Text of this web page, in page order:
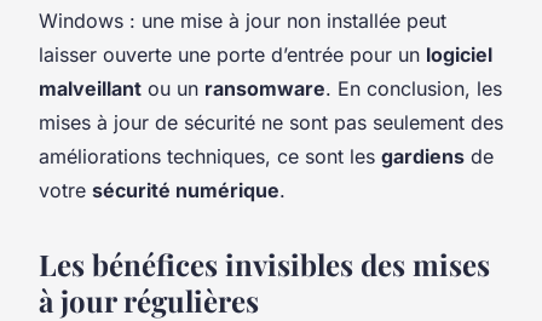
Windows : une mise à jour non installée peut
laisser ouverte une porte d’entrée pour un logiciel
malveillant ou un ransomware. En conclusion, les
mises à jour de sécurité ne sont pas seulement des
améliorations techniques, ce sont les gardiens de
votre sécurité numérique.
Les bénéfices invisibles des mises
à jour régulières